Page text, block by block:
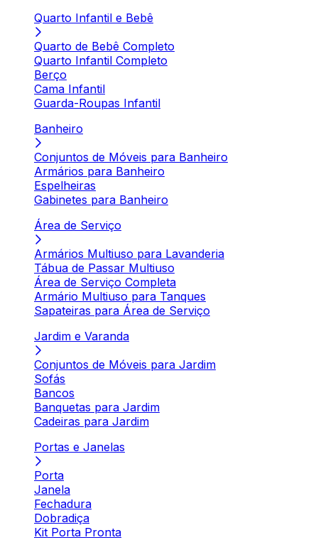
Quarto Infantil e Bebê
Quarto de Bebê Completo
Quarto Infantil Completo
Berço
Cama Infantil
Guarda-Roupas Infantil
Banheiro
Conjuntos de Móveis para Banheiro
Armários para Banheiro
Espelheiras
Gabinetes para Banheiro
Área de Serviço
Armários Multiuso para Lavanderia
Tábua de Passar Multiuso
Área de Serviço Completa
Armário Multiuso para Tanques
Sapateiras para Área de Serviço
Jardim e Varanda
Conjuntos de Móveis para Jardim
Sofás
Bancos
Banquetas para Jardim
Cadeiras para Jardim
Portas e Janelas
Porta
Janela
Fechadura
Dobradiça
Kit Porta Pronta